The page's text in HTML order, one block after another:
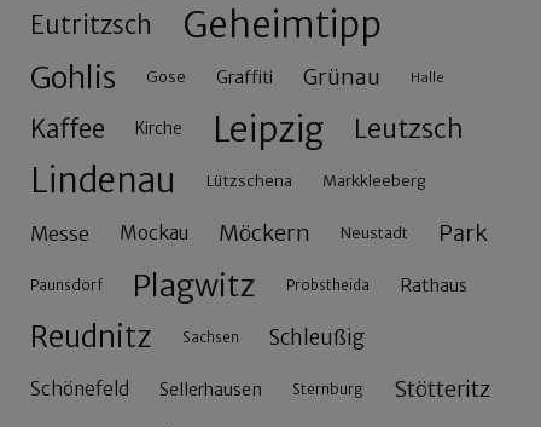
Eutritzsch Geheimtipp
Gohlis Gose Graffiti Grünau Halle
Kaffee Kirche Leipzig Leutzsch
Lindenau Lützschena Markkleeberg
Messe Mockau Möckern Neustadt Park
Paunsdorf Plagwitz Probstheida Rathaus
Reudnitz Sachsen Schleußig
Schönefeld Sellerhausen Sternburg Stötteritz